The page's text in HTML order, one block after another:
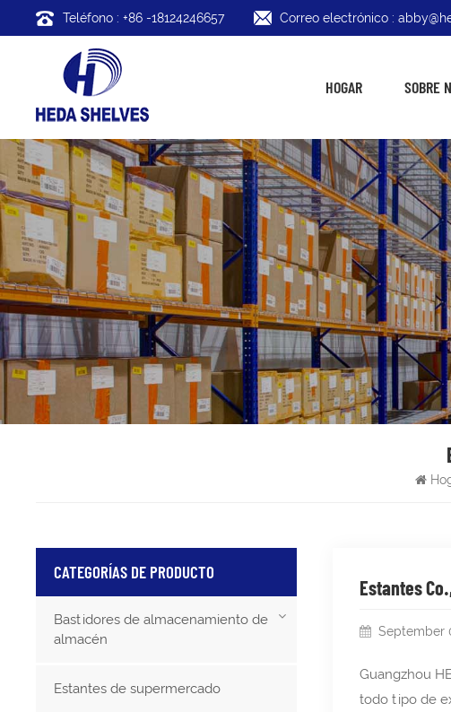
Teléfono : +86 -18124246657 Correo electrónico :
HOGAR SOBRE
Estantes
September
Guangzhou
todo tipo de
CATEGORÍAS DE PRODUCTO
Bastidores de almacenamiento de
almacén
Estantes de supermercado